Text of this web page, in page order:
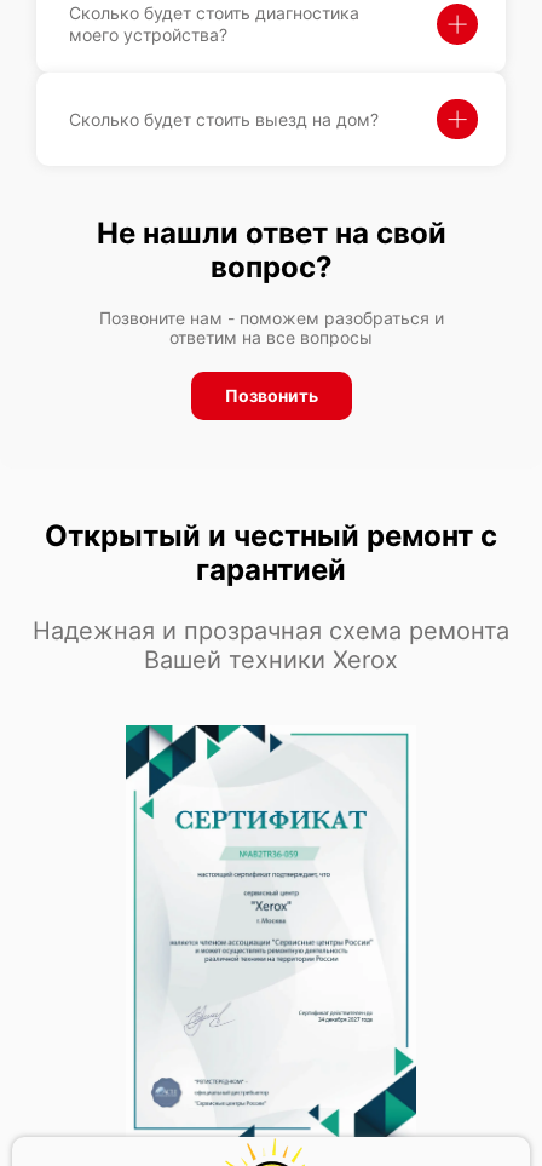
Сколько будет стоить диагностика
моего устройства?
Сколько будет стоить выезд на дом?
Не нашли ответ на свой
вопрос?
Позвоните нам - поможем разобраться и
ответим на все вопросы
Позвонить
Открытый и честный ремонт с
гарантией
Надежная и прозрачная схема ремонта
Вашей техники Xerox